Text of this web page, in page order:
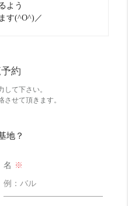
よう
す(^O^)／
約
て下さい。
せて頂きます。
地？
名 ※